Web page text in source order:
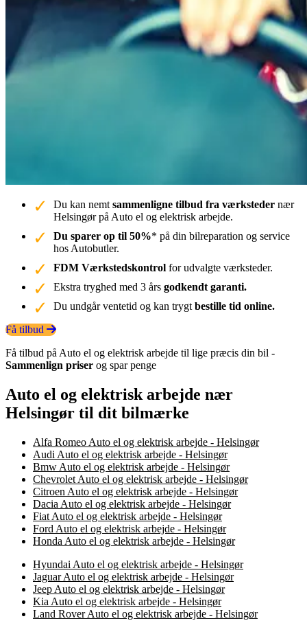
Du kan nemt sammenligne tilbud fra værksteder nær
Helsingør på Auto el og elektrisk arbejde.
Du sparer op til 50%* på din bilreparation og service
hos Autobutler.
FDM Værkstedskontrol for udvalgte værksteder.
Ekstra tryghed med 3 års godkendt garanti.
Du undgår ventetid og kan trygt bestille tid online.
Få tilbud
Få tilbud på Auto el og elektrisk arbejde til lige præcis din bil -
Sammenlign priser og spar penge
Auto el og elektrisk arbejde nær
Helsingør til dit bilmærke
Alfa Romeo Auto el og elektrisk arbejde - Helsingør
Audi Auto el og elektrisk arbejde - Helsingør
Bmw Auto el og elektrisk arbejde - Helsingør
Chevrolet Auto el og elektrisk arbejde - Helsingør
Citroen Auto el og elektrisk arbejde - Helsingør
Dacia Auto el og elektrisk arbejde - Helsingør
Fiat Auto el og elektrisk arbejde - Helsingør
Ford Auto el og elektrisk arbejde - Helsingør
Honda Auto el og elektrisk arbejde - Helsingør
Hyundai Auto el og elektrisk arbejde - Helsingør
Jaguar Auto el og elektrisk arbejde - Helsingør
Jeep Auto el og elektrisk arbejde - Helsingør
Kia Auto el og elektrisk arbejde - Helsingør
Land Rover Auto el og elektrisk arbejde - Helsingør